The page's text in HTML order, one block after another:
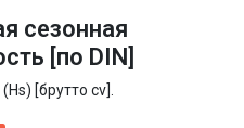
сезонная
[по DIN]
[брутто cv].